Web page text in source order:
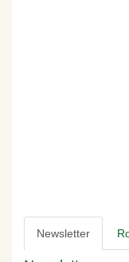
Newsletter